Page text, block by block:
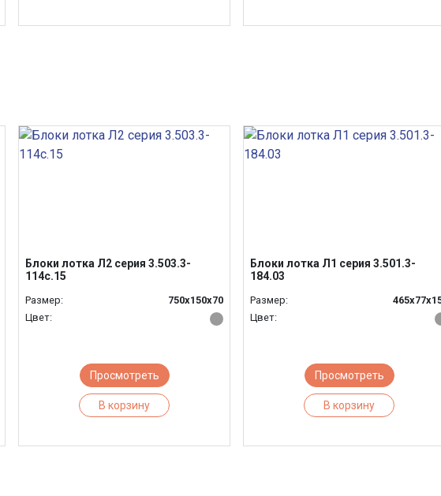
Блоки лотка Л2 серия 3.503.3-
114с.15
Размер:
750х150х70
Цвет:
Просмотреть
В корзину
Блоки лотка Л1 серия 3.501.3-
184.03
Размер:
Цвет:
Просмотреть
В корзину